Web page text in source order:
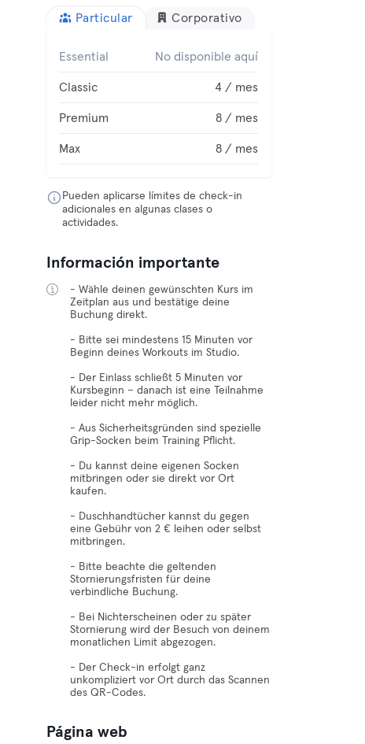
Particular Corporativo
Essential No disponible aquí
Classic 4 / mes
Premium 8 / mes
Max 8 / mes
Pueden aplicarse límites de check-in
adicionales en algunas clases o
actividades.
Información importante
- Wähle deinen gewünschten Kurs im
Zeitplan aus und bestätige deine
Buchung direkt.
- Bitte sei mindestens 15 Minuten vor
Beginn deines Workouts im Studio.
- Der Einlass schließt 5 Minuten vor
Kursbeginn – danach ist eine Teilnahme
leider nicht mehr möglich.
- Aus Sicherheitsgründen sind spezielle
Grip-Socken beim Training Pflicht.
- Du kannst deine eigenen Socken
mitbringen oder sie direkt vor Ort
kaufen.
- Duschhandtücher kannst du gegen
eine Gebühr von 2 € leihen oder selbst
mitbringen.
- Bitte beachte die geltenden
Stornierungsfristen für deine
verbindliche Buchung.
- Bei Nichterscheinen oder zu später
Stornierung wird der Besuch von deinem
monatlichen Limit abgezogen.
- Der Check-in erfolgt ganz
unkompliziert vor Ort durch das Scannen
des QR-Codes.
Página web